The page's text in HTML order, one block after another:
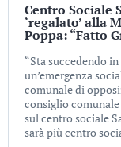
Centro Sociale
‘regalato’ alla
Poppa: “Fatto
“Sta succedendo
un’emergenza
comunale di
consiglio
sul centro sociale
sarà più centro